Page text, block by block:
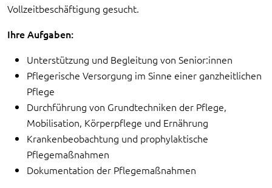
Vollzeitbeschäftigung gesucht.
Ihre Aufgaben:
Unterstützung und Begleitung von Senior:innen
Pflegerische Versorgung im Sinne einer ganzheitlichen
Pflege
Durchführung von Grundtechniken der Pflege,
Mobilisation, Körperpflege und Ernährung
Krankenbeobachtung und prophylaktische
Pflegemaßnahmen
Dokumentation der Pflegemaßnahmen